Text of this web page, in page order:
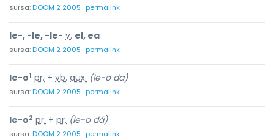
sursa:DOOM 2 2005 permalink
le-, -le, -le- v. el, ea
sursa:DOOM 2 2005 permalink
le-o1 pr. + vb. aux. (le-o da)
sursa:DOOM 2 2005 permalink
le-o2 pr. + pr. (le-o dă)
sursa:DOOM 2 2005 permalink